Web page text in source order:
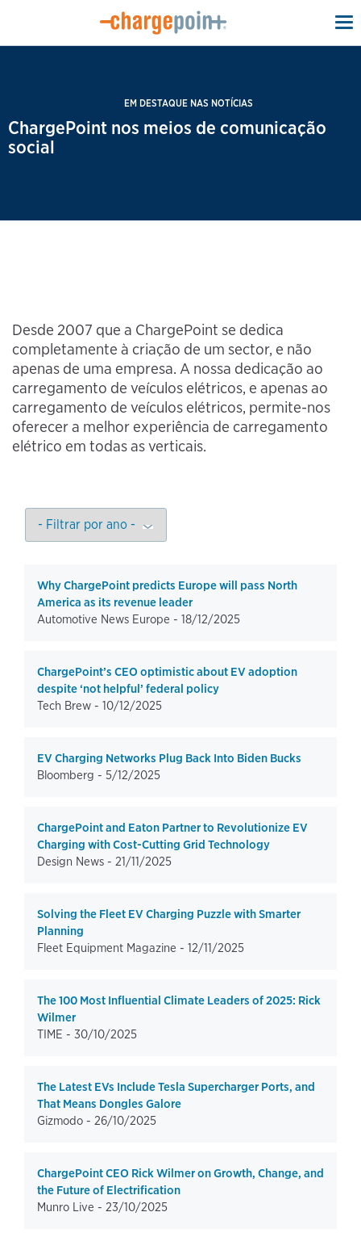
EM DESTAQUE NAS NOTÍCIAS
ChargePoint nos meios de comunicação
social
Desde 2007 que a ChargePoint se dedica
completamente à criação de um sector, e não
apenas de uma empresa. A nossa dedicação ao
carregamento de veículos elétricos, e apenas ao
carregamento de veículos elétricos, permite-nos
oferecer a melhor experiência de carregamento
elétrico em todas as verticais.
Why ChargePoint predicts Europe will pass North
America as its revenue leader
Automotive News Europe - 18/12/2025
ChargePoint’s CEO optimistic about EV adoption
despite ‘not helpful’ federal policy
Tech Brew - 10/12/2025
EV Charging Networks Plug Back Into Biden Bucks
Bloomberg - 5/12/2025
ChargePoint and Eaton Partner to Revolutionize EV
Charging with Cost-Cutting Grid Technology
Design News - 21/11/2025
Solving the Fleet EV Charging Puzzle with Smarter
Planning
Fleet Equipment Magazine - 12/11/2025
The 100 Most Influential Climate Leaders of 2025: Rick
Wilmer
TIME - 30/10/2025
The Latest EVs Include Tesla Supercharger Ports, and
That Means Dongles Galore
Gizmodo - 26/10/2025
ChargePoint CEO Rick Wilmer on Growth, Change, and
the Future of Electrification
Munro Live - 23/10/2025